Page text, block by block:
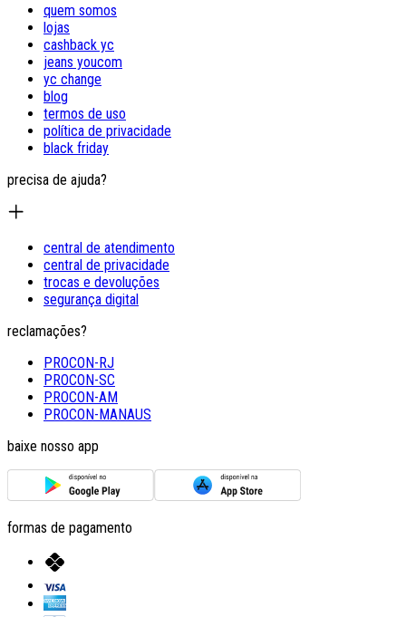
quem somos
lojas
cashback yc
jeans youcom
yc change
blog
termos de uso
política de privacidade
black friday
precisa de ajuda?
central de atendimento
central de privacidade
trocas e devoluções
segurança digital
reclamações?
PROCON-RJ
PROCON-SC
PROCON-AM
PROCON-MANAUS
baixe nosso app
formas de pagamento